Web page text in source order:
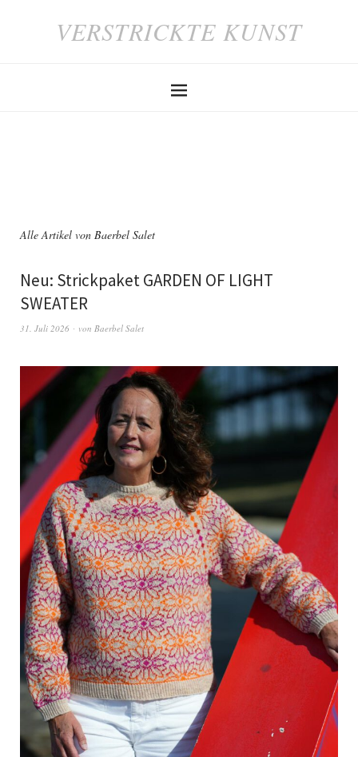
VERSTRICKTE KUNST
Alle Artikel von Baerbel Salet
Neu: Strickpaket GARDEN OF LIGHT
SWEATER
31. Juli 2026 von Baerbel Salet